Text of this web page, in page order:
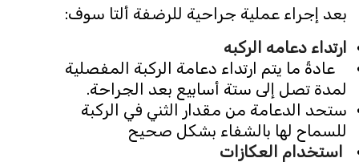
بعد إجراء عملية جراحية للرضفة ألتا سوف:
ارتداء دعامه الركبه
عادةً ما يتم ارتداء دعامة الركبة المفصلية
لمدة تصل إلى ستة أسابيع بعد الجراحة.
ستحد الدعامة من مقدار الثني في الركبة
للسماح لها بالشفاء بشكل صحيح
استخدام العكازات